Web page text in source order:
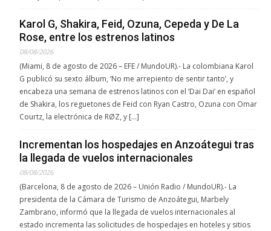
Karol G, Shakira, Feid, Ozuna, Cepeda y De La
Rose, entre los estrenos latinos
08/08/2026
(Miami, 8 de agosto de 2026 – EFE / MundoUR).- La colombiana Karol
G publicó su sexto álbum, ‘No me arrepiento de sentir tanto’, y
encabeza una semana de estrenos latinos con el ‘Dai Dai’ en español
de Shakira, los reguetones de Feid con Ryan Castro, Ozuna con Omar
Courtz, la electrónica de RØZ, y […]
Incrementan los hospedajes en Anzoátegui tras
la llegada de vuelos internacionales
08/08/2026
(Barcelona, 8 de agosto de 2026 – Unión Radio / MundoUR).- La
presidenta de la Cámara de Turismo de Anzoátegui, Marbely
Zambrano, informó que la llegada de vuelos internacionales al
estado incrementa las solicitudes de hospedajes en hoteles y sitios